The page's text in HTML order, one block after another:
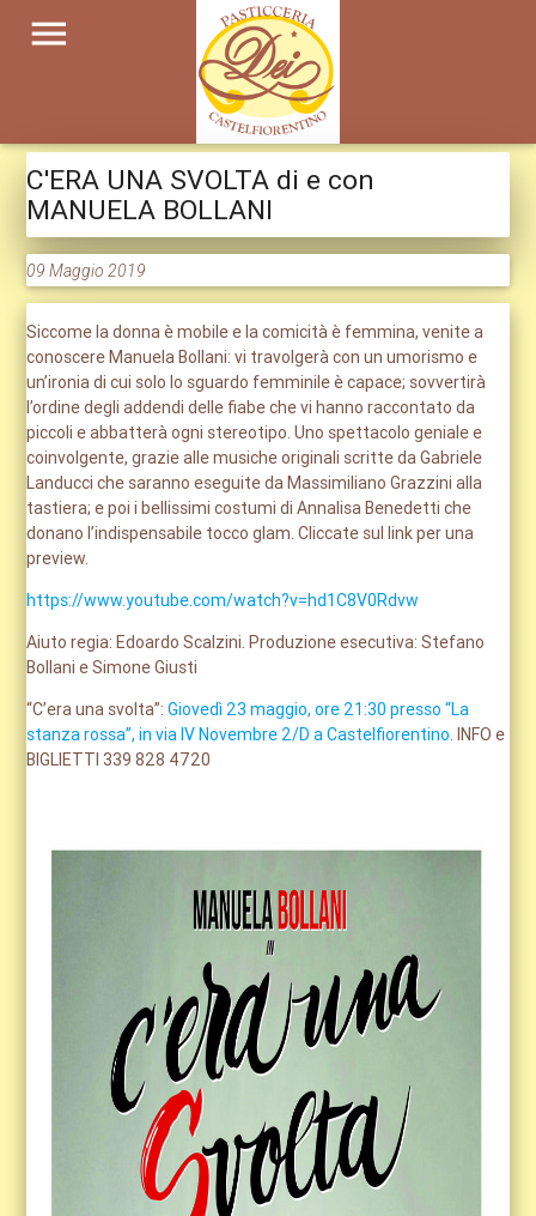
menu
C'ERA UNA SVOLTA di e con
MANUELA BOLLANI
09 Maggio 2019
Siccome la donna è mobile e la comicità è femmina, venite a
conoscere Manuela Bollani: vi travolgerà con un umorismo e
un’ironia di cui solo lo sguardo femminile è capace; sovvertirà
l’ordine degli addendi delle fiabe che vi hanno raccontato da
piccoli e abbatterà ogni stereotipo. Uno spettacolo geniale e
coinvolgente, grazie alle musiche originali scritte da Gabriele
Landucci che saranno eseguite da Massimiliano Grazzini alla
tastiera; e poi i bellissimi costumi di Annalisa Benedetti che
donano l’indispensabile tocco glam. Cliccate sul link per una
preview.
https://www.youtube.com/watch?v=hd1C8V0Rdvw
Aiuto regia: Edoardo Scalzini. Produzione esecutiva: Stefano
Bollani e Simone Giusti
“C’era una svolta”:Giovedì 23 maggio, ore 21:30 presso “La
stanza rossa”, in via IV Novembre 2/D a Castelfiorentino. INFO e
BIGLIETTI 339 828 4720